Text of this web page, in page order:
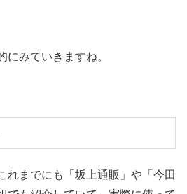
にみていきますね。
れまでにも「坂上通販」や「今田